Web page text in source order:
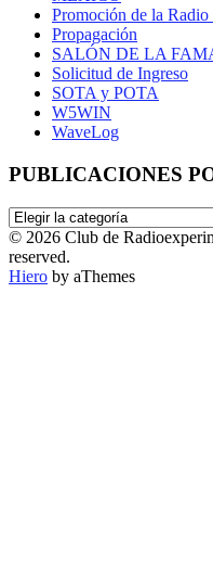
Promoción de la Radio
Propagación
SALÓN DE LA
Solicitud de Ingreso
SOTA y POTA
W5WIN
WaveLog
PUBLICACIONES
PUBLICACIONES
POR
CATEGORÍA
© 2026 Club de
reserved.
Hiero by aThemes